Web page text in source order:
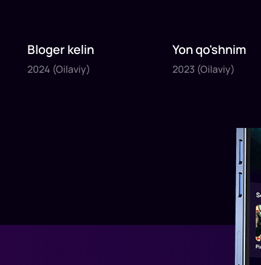
2024
1x35daq.
Bloger kelin
2024 (Oilaviy)
2023
1x40daq.
Yon qo'shnim
2023 (Oilaviy)